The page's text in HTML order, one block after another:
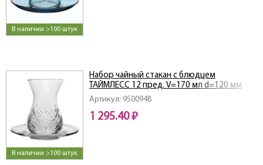
В наличии >100 штук
В наличии >100 штук
Артикул: 950094B
Набор чайный стакан с блюдцем
ТАЙМЛЕСС 12 пред. V=170 мл d=120 мм
1 295.40 ₽